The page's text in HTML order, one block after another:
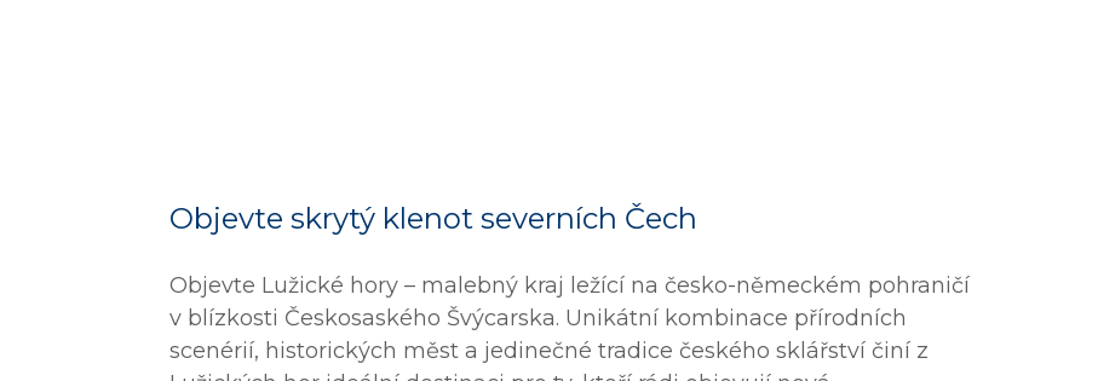
Objevte skrytý klenot severních Čech
Objevte Lužické hory – malebný kraj ležící na česko-německém pohraničí
v blízkosti Českosaského Švýcarska. Unikátní kombinace přírodních
scenérií, historických měst a jedinečné tradice českého sklářství činí z